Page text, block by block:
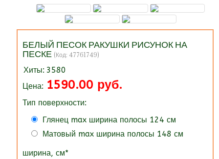
БЕЛЫЙ ПЕСОК РАКУШКИ РИСУНОК НА
ПЕСКЕ (Код: 47761749)
Хиты: 3580
Цена: 1590.00 руб.
Тип поверхности:
Глянец max ширина полосы 124 см
Матовый max ширина полосы 148 см
ширина, см*